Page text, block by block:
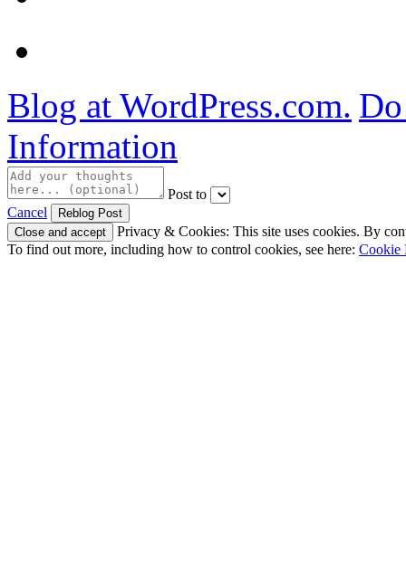
Blog at WordPress.com.
Information
Post to
Cancel
Privacy & Cookies: This site uses cookies. By
To find out more, including how to control cookies, see here: Cookie